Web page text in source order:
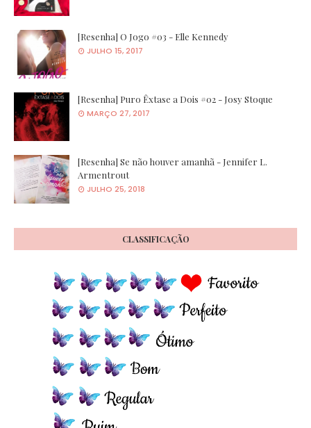
[Resenha] O Jogo #03 - Elle Kennedy
JULHO 15, 2017
[Resenha] Puro Êxtase a Dois #02 - Josy Stoque
MARÇO 27, 2017
[Resenha] Se não houver amanhã - Jennifer L.
Armentrout
JULHO 25, 2018
CLASSIFICAÇÃO